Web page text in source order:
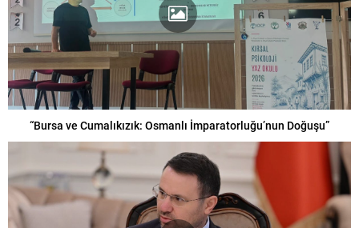
“Bursa ve Cumalıkızık: Osmanlı İmparatorluğu’nun Doğuşu”